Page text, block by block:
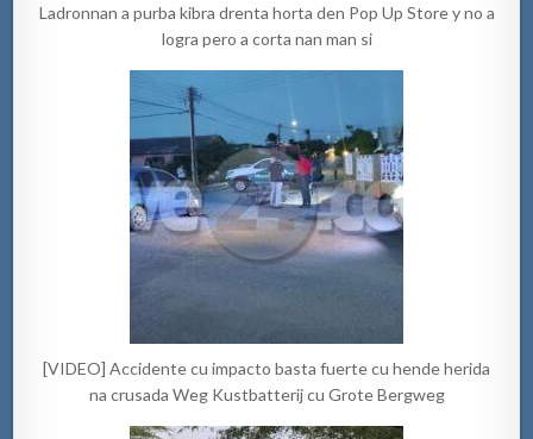
Ladronnan a purba kibra drenta horta den Pop Up Store y no a
logra pero a corta nan man si
[VIDEO] Accidente cu impacto basta fuerte cu hende herida
na crusada Weg Kustbatterij cu Grote Bergweg